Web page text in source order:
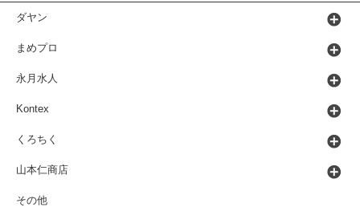
ダヤン
まめプロ
永月水人
Kontex
くろちく
山本仁商店
その他